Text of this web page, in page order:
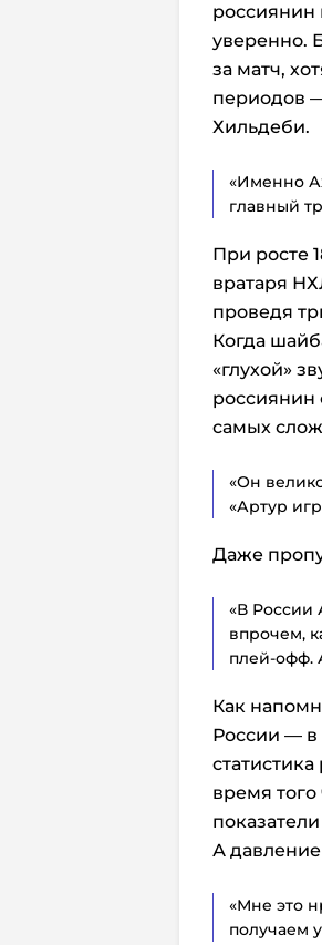
россиянин
уверенно.
за матч,
периодов
Хильдеби.
«Именно
главный
При росте
вратаря
проведя
Когда
«глухой»
россиянин
самых
«Он
«Артур
Даже
«В России
впрочем,
плей-офф.
Как
России — в
время
А
«Мне это
получаем